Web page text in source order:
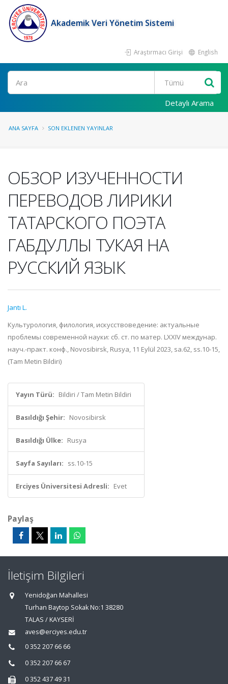
Akademik Veri Yönetim Sistemi
Araştırmacı Girişi English
Ara
Detaylı Arama
ANA SAYFA SON EKLENEN YAYINLAR
ОБЗОР ИЗУЧЕННОСТИ
ПЕРЕВОДОВ ЛИРИКИ
ТАТАРСКОГО ПОЭТА
ГАБДУЛЛЫ ТУКАЯ НА
РУССКИЙ ЯЗЫК
Jantı L.
Культурология, филология, искусствоведение: актуальные
проблемы современной науки: сб. ст. по матер. LXXIV междунар.
науч.-практ. конф., Novosibirsk, Rusya, 11 Eylül 2023, sa.62, ss.10-15,
(Tam Metin Bildiri)
Yayın Türü: Bildiri / Tam Metin Bildiri
Basıldığı Şehir: Novosibirsk
Basıldığı Ülke: Rusya
Sayfa Sayıları: ss.10-15
Erciyes Üniversitesi Adresli: Evet
Paylaş
İletişim Bilgileri
Yenidoğan Mahallesi
Turhan Baytop Sokak No:1 38280
TALAS / KAYSERİ
aves@erciyes.edu.tr
0 352 207 66 66
0 352 207 66 67
0 352 437 49 31